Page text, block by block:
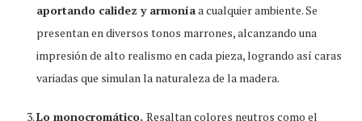
aportando calidez y armoníaa cualquier ambiente. Se
presentan en diversos tonos marrones, alcanzando una
impresión de alto realismo en cada pieza, logrando así caras
variadas que simulan la naturaleza de la madera.
Lo monocromático. Resaltan colores neutros como el